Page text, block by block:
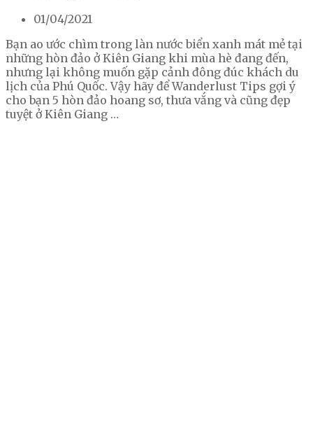
01/04/2021
Bạn ao ước chìm trong làn nước biển xanh mát mẻ tại
những hòn đảo ở Kiên Giang khi mùa hè đang đến,
nhưng lại không muốn gặp cảnh đông đúc khách du
lịch của Phú Quốc. Vậy hãy để Wanderlust Tips gợi ý
cho bạn 5 hòn đảo hoang sơ, thưa vắng và cũng đẹp
tuyệt ở Kiên Giang …